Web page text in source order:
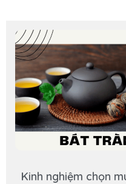
Kinh nghiệm chọn